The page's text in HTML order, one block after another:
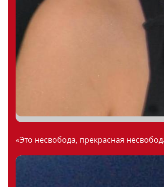
«Это несвобода, прекрасная